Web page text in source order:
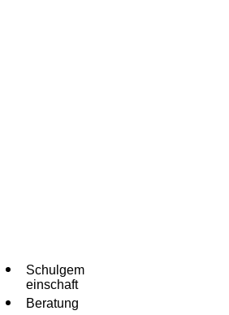
Schulgem
einschaft
Beratung